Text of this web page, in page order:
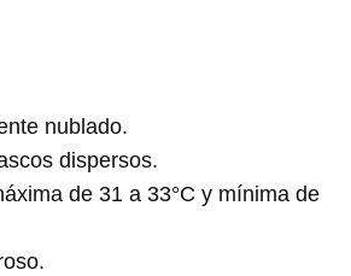
nublado.
dispersos.
de 31 a 33°C y mínima de